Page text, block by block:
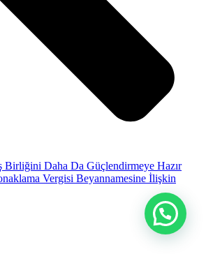
Birliğini Daha Da Güçlendirmeye Hazır
Vergisi Beyannamesine İlişkin